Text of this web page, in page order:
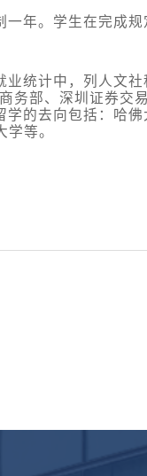
年。学生在完成
统计中，列人文
务部、深圳证券交
的去向包括：哈
等。